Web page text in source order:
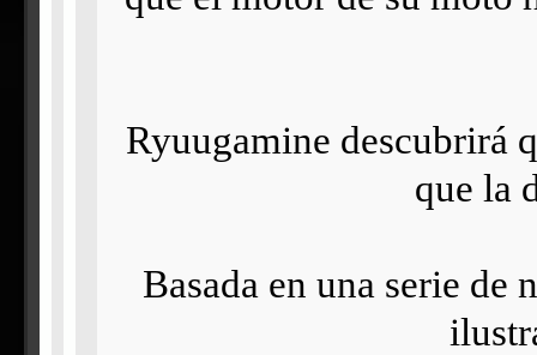
Ryuugamine descubrirá
que la
Basada en una serie